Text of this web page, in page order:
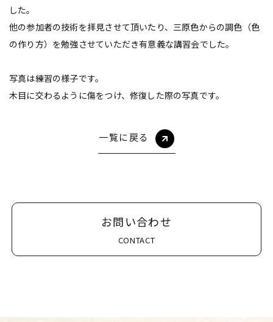
した。
他の参加者の技術を拝見させて頂いたり、三原色からの調色（色
の作り方）を勉強させていただき有意義な講習会でした。
写真は練習の様子です。
木目に交わるように傷をつけ、修復した際の写真です。
一覧に戻る
お問い合わせ
CONTACT